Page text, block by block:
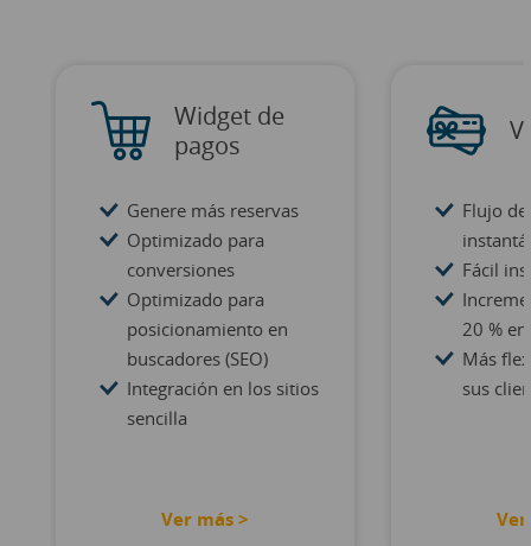
Widget de
pagos
Genere más reservas
Optimizado para
conversiones
Optimizado para
posicionamiento en
buscadores (SEO)
Integración en los sitios
sencilla
Ver más >
Flujo de
Fácil
20 %
Más
sus
Ver